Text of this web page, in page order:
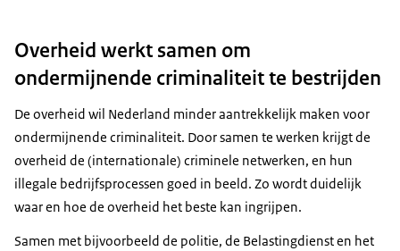
Overheid werkt samen om
ondermijnende criminaliteit te bestrijden
De overheid wil Nederland minder aantrekkelijk maken voor
ondermijnende criminaliteit. Door samen te werken krijgt de
overheid de (internationale) criminele netwerken, en hun
illegale bedrijfsprocessen goed in beeld. Zo wordt duidelijk
waar en hoe de overheid het beste kan ingrijpen.
Samen met bijvoorbeeld de politie, de Belastingdienst en het